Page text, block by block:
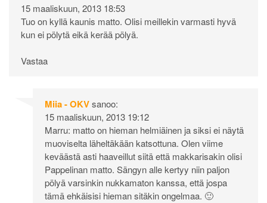
15 maaliskuun, 2013 18:53
Tuo on kyllä kaunis matto. Olisi meillekin varmasti hyvä
kun ei pölytä eikä kerää pölyä.
Vastaa
Miia - OKVsanoo:
15 maaliskuun, 2013 19:12
Marru: matto on hieman helmiäinen ja siksi ei näytä
muoviselta läheltäkään katsottuna. Olen viime
keväästä asti haaveillut siitä että makkarisakin olisi
Pappelinan matto. Sängyn alle kertyy niin paljon
pölyä varsinkin nukkamaton kanssa, että jospa
tämä ehkäisisi hieman sitäkin ongelmaa. 🙂